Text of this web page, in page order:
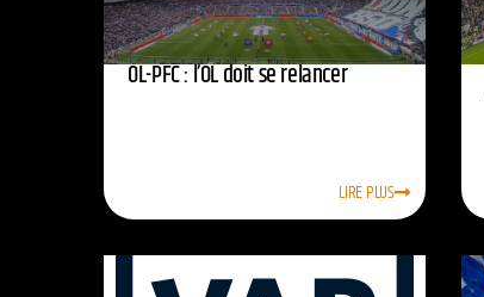
OL-PFC : l’OL doit se relancer
LIRE PLUS